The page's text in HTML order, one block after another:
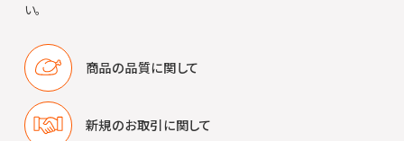
い。
商品の品質に関して
新規のお取引に関して